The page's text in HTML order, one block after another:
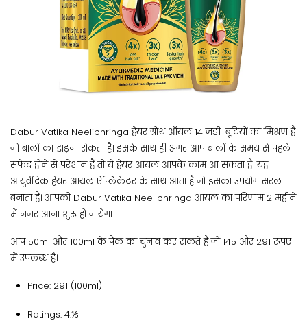
Dabur Vatika Neelibhringa हेयर ग्रोथ ऑयल 14 जड़ी-बूटियों का मिश्रण है
जो बालों का झड़ना रोकता है। इसके साथ ही अगर आप बालों के समय से पहले
सफ़ेद होने से परेशान हैं तो ये हेयर आयल आपके काम आ सकता है। यह
आयुर्वेदिक हेयर आयल ऐप्लिकेटर के साथ आता है जो इसका उपयोग सरल
बनाता है। आपको Dabur Vatika Neelibhringa आयल का परिणाम 2 महीने
में नज़र आना शुरू हो जायेगा।
आप 50ml और 100ml के पैक का चुनाव कर सकते है जो 145 और 291 रूपए
में उपलब्ध है।
Price: 291 (100ml)
Ratings: 4.⅕